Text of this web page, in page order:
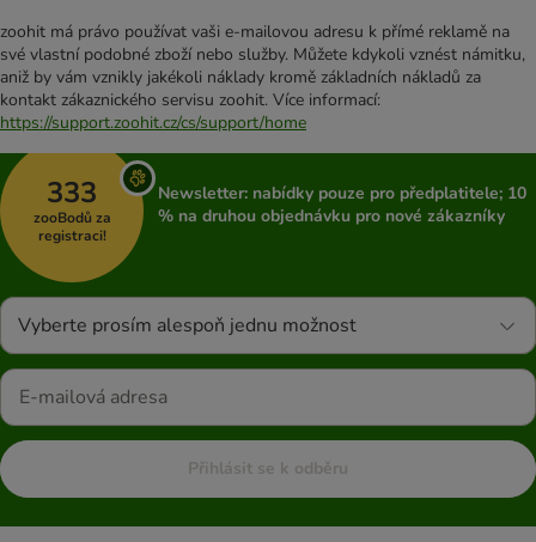
zoohit má právo používat vaši e-mailovou adresu k přímé reklamě na
své vlastní podobné zboží nebo služby. Můžete kdykoli vznést námitku,
aniž by vám vznikly jakékoli náklady kromě základních nákladů za
kontakt zákaznického servisu zoohit. Více informací:
https://support.zoohit.cz/cs/support/home
333
zooBodů za
registraci!
Newsletter: nabídky pouze pro předplatitele; 10
% na druhou objednávku pro nové zákazníky
Vyberte prosím alespoň jednu možnost
Přihlásit se k odběru